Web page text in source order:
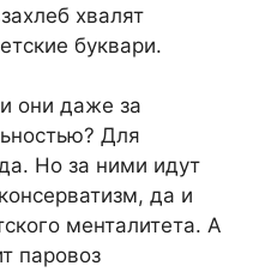
хвалят
буквари.
они даже за
Для
Но за ними идут
да и
менталитета. А
паровоз